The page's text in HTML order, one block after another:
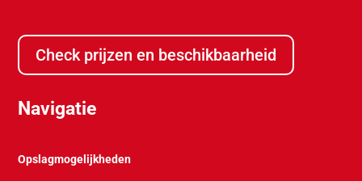
Check prijzen en beschikbaarheid
Navigatie
Opslagmogelijkheden